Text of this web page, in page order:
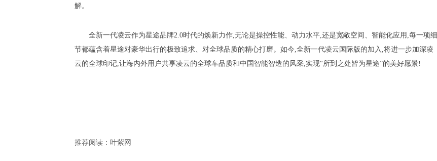
解。
全新一代凌云作为星途品牌2.0时代的焕新力作,无论是操控性能、动力水平,还是宽敞空间、智能化应用,每一项细
节都蕴含着星途对豪华出行的极致追求、对全球品质的精心打磨。如今,全新一代凌云国际版的加入,将进一步加深凌
云的全球印记,让海内外用户共享凌云的全球车品质和中国智能智造的风采,实现“所到之处皆为星途”的美好愿景!
推荐阅读： 叶紫网